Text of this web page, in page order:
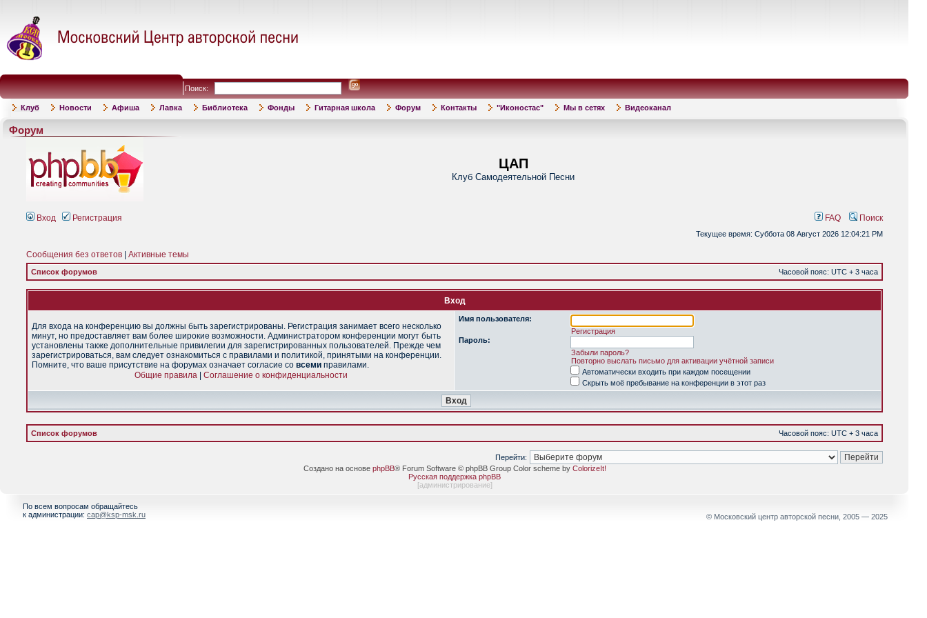
Поиск:
Клуб Новости Афиша Лавка Библиотека Фонды Гитарная школа Форум Контакты "Иконостас" Мы в сетях Видеоканал
Форум
ЦАП
Клуб Самодеятельной Песни
Вход Регистрация FAQ Поиск
Текущее время: Суббота 08 Август 2026 12:04:21 PM
Сообщения без ответов Активные темы
Список форумов Часовой пояс: UTC + 3 часа
Вход
Для входа на конференцию вы должны быть зарегистрированы. Регистрация занимает всего несколько
минут, но предоставляет вам более широкие возможности. Администратором конференции могут быть
установлены также дополнительные привилегии для зарегистрированных пользователей. Прежде чем
зарегистрироваться, вам следует ознакомиться с правилами и политикой, принятыми на конференции.
Помните, что ваше присутствие на форумах означает согласие со всеми правилами.
Общие правила
Соглашение о конфиденциальности
Имя пользователя:
Регистрация
Пароль:
Забыли пароль?
Повторно выслать письмо для активации учётной записи
Автоматически входить при каждом посещении
Скрыть моё пребывание на конференции в этот раз
Список форумов Часовой пояс: UTC + 3 часа
Перейти:
Создано на основе phpBB® Forum Software © phpBB Group Color scheme by ColorizeIt!
Русская поддержка phpBB
[администрирование]
По всем вопросам обращайтесь
к администрации: cap@ksp-msk.ru © Московский центр авторской песни, 2005 — 2025